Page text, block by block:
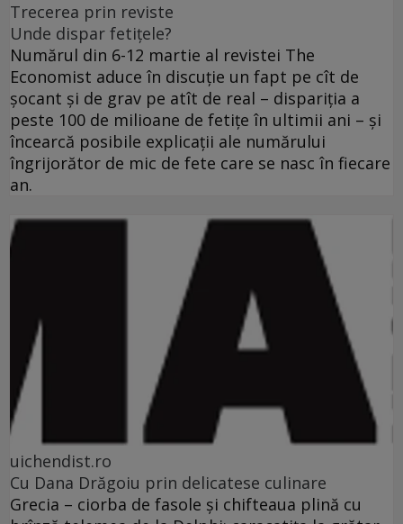
Trecerea prin reviste
Unde dispar fetiţele?
Numărul din 6-12 martie al revistei The
Economist aduce în discuţie un fapt pe cît de
şocant şi de grav pe atît de real – dispariţia a
peste 100 de milioane de fetiţe în ultimii ani – şi
încearcă posibile explicaţii ale numărului
îngrijorător de mic de fete care se nasc în fiecare
an.
uichendist.ro
Cu Dana Drăgoiu prin delicatese culinare
Grecia – ciorba de fasole şi chifteaua plină cu